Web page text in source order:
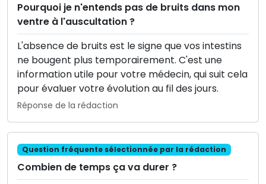
Pourquoi je n'entends pas de bruits dans mon
ventre à l'auscultation ?
L'absence de bruits est le signe que vos intestins
ne bougent plus temporairement. C'est une
information utile pour votre médecin, qui suit cela
pour évaluer votre évolution au fil des jours.
Réponse de la rédaction
Question fréquente sélectionnée par la rédaction
Combien de temps ça va durer ?